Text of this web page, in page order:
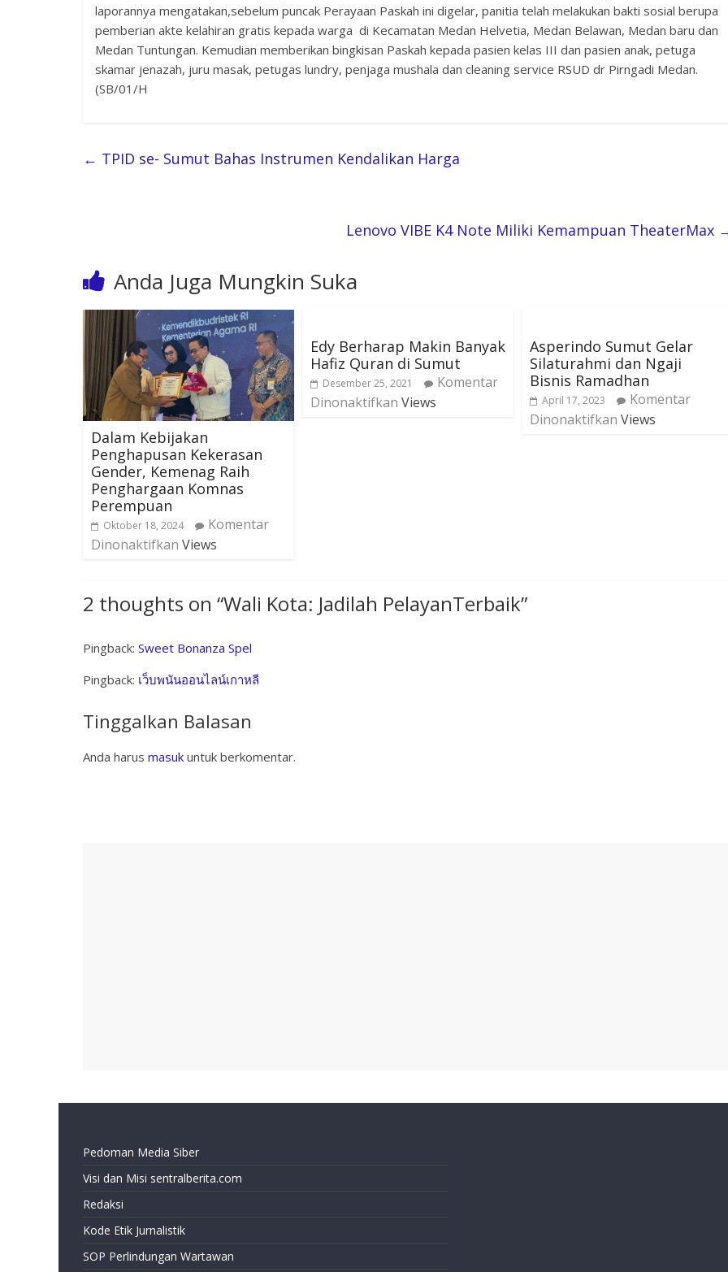
laporannya mengatakan,sebelum puncak Perayaan Paskah ini digelar, panitia telah melakukan bakti sosial berupa
pemberian akte kelahiran gratis kepada warga di Kecamatan Medan Helvetia, Medan Belawan, Medan baru dan
Medan Tuntungan. Kemudian memberikan bingkisan Paskah kepada pasien kelas III dan pasien anak, petuga
skamar jenazah, juru masak, petugas lundry, penjaga mushala dan cleaning service RSUD dr Pirngadi Medan.
(SB/01/H
← TPID se- Sumut Bahas Instrumen Kendalikan Harga
Lenovo VIBE K4 Note Miliki Kemampuan TheaterMax
Anda Juga Mungkin Suka
Dalam Kebijakan
Penghapusan Kekerasan
Gender, Kemenag Raih
Penghargaan Komnas
Perempuan
Oktober 18, 2024
Komentar
Dinonaktifkan Views
Edy Berharap Makin Banyak
Hafiz Quran di Sumut
Desember 25, 2021
Komentar
Dinonaktifkan Views
Asperindo Sumut Gelar
Silaturahmi dan Ngaji
Bisnis Ramadhan
April 17, 2023
Komentar
Dinonaktifkan Views
2 thoughts on “Wali Kota: Jadilah PelayanTerbaik”
Pingback: Sweet Bonanza Spel
Pingback: เว็บพนันออนไลน์เกาหลี
Tinggalkan Balasan
Anda harus masuk untuk berkomentar.
Pedoman Media Siber
Visi dan Misi sentralberita.com
Redaksi
Kode Etik Jurnalistik
SOP Perlindungan Wartawan